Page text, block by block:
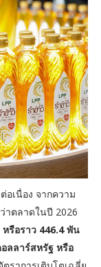
เนื่อง จากความ
ตลาดในปี 2026
รือราว 446.4 พัน
ลลาร์สหรัฐ หรือ